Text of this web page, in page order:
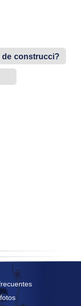
construcci?
n